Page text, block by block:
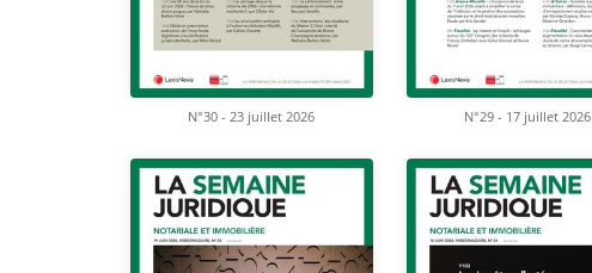
N°30 - 23 juillet 2026 N°29 - 17 juillet 2026